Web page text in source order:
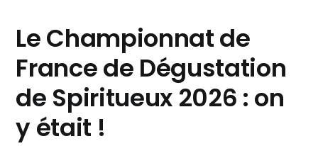
Le Championnat de
France de Dégustation
de Spiritueux 2026 : on
y était !